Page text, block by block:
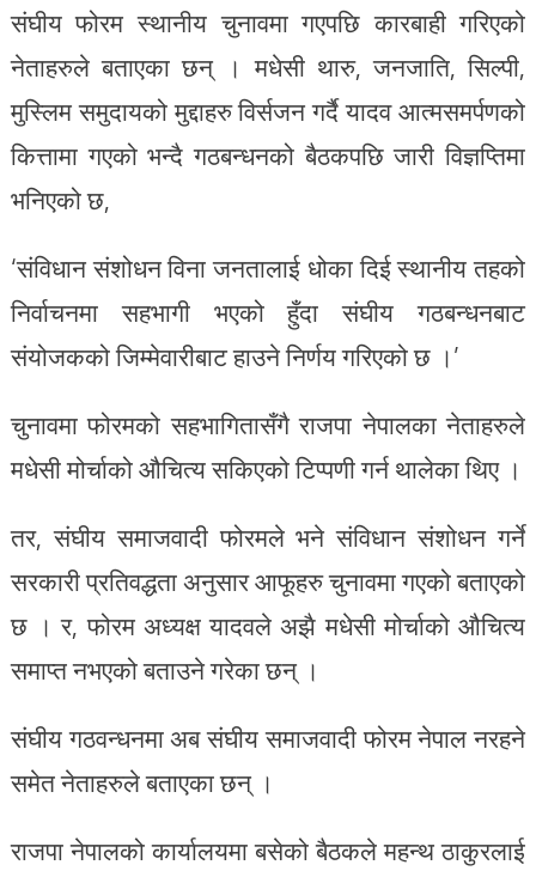
संघीय फोरम स्थानीय चुनावमा गएपछि कारबाही गरिएको
नेताहरुले बताएका छन् । मधेसी थारु, जनजाति, सिल्पी,
मुस्लिम समुदायको मुद्दाहरु विर्सजन गर्दै यादव आत्मसमर्पणको
कित्तामा गएको भन्दै गठबन्धनको बैठकपछि जारी विज्ञप्तिमा
भनिएको छ,
‘संविधान संशोधन विना जनतालाई धोका दिई स्थानीय तहको
निर्वाचनमा सहभागी भएको हुँदा संघीय गठबन्धनबाट
संयोजकको जिम्मेवारीबाट हाउने निर्णय गरिएको छ ।’
चुनावमा फोरमको सहभागितासँगै राजपा नेपालका नेताहरुले
मधेसी मोर्चाको औचित्य सकिएको टिप्पणी गर्न थालेका थिए ।
तर, संघीय समाजवादी फोरमले भने संविधान संशोधन गर्ने
सरकारी प्रतिवद्धता अनुसार आफूहरु चुनावमा गएको बताएको
छ । र, फोरम अध्यक्ष यादवले अझै मधेसी मोर्चाको औचित्य
समाप्त नभएको बताउने गरेका छन् ।
संघीय गठवन्धनमा अब संघीय समाजवादी फोरम नेपाल नरहने
समेत नेताहरुले बताएका छन् ।
राजपा नेपालको कार्यालयमा बसेको बैठकले महन्थ ठाकुरलाई